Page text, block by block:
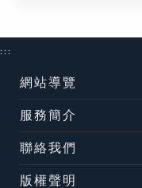
:::
網站導覽
服務簡介
聯絡我們
版權聲明